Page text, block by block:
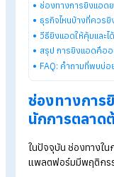
รู้จักโปรแกร
โปรแกรมค
ระบบลงเว
ทดลองใช้ง
Table of